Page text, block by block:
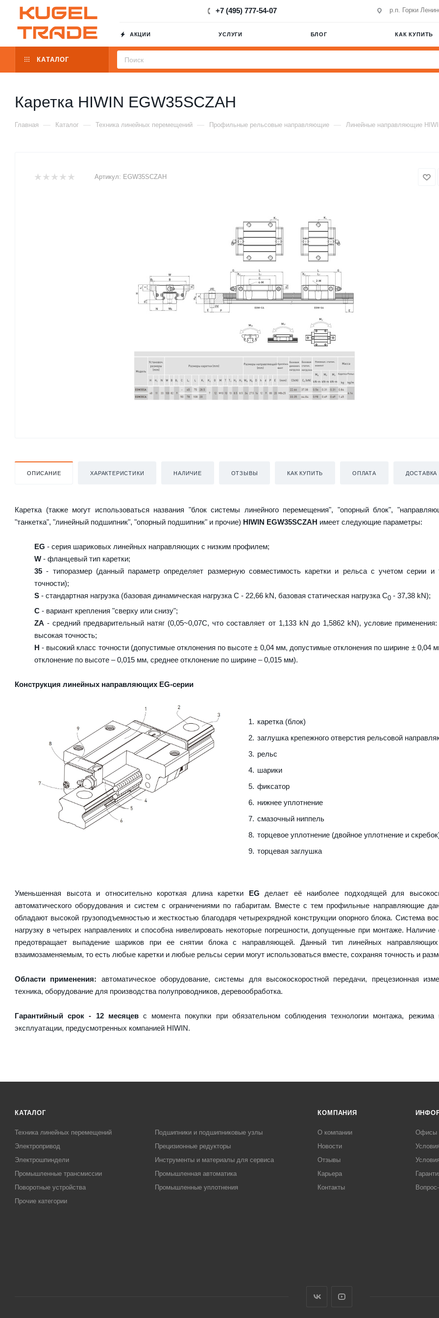
+7 (495) 777-54-07 р.п. Горки
АКЦИИ УСЛУГИ БЛОГ КАК КУПИТЬ
КАТАЛОГ
Каретка HIWIN EGW35SCZAH
Главная — Каталог — Техника линейных перемещений — Профильные рельсовые направляющие — Линейные направляющие
Артикул: EGW35SCZAH
ОПИСАНИЕ ХАРАКТЕРИСТИКИ НАЛИЧИЕ ОТЗЫВЫ КАК КУПИТЬ ОПЛАТА ДОСТАВКА
Каретка (также могут использоваться названия "блок системы линейного перемещения", "опорный блок",
"танкетка", "линейный подшипник", "опорный подшипник" и прочие) HIWIN EGW35SCZAH имеет следующие параметры:
EG - серия шариковых линейных направляющих с низким профилем;
W - фланцевый тип каретки;
35 - типоразмер (данный параметр определяет размерную совместимость каретки и рельса с учетом серии и
точности);
S - стандартная нагрузка (базовая динамическая нагрузка C - 22,66 kN, базовая статическая нагрузка С0 - 37,38 kN);
C - вариант крепления "сверху или снизу";
ZA - средний предварительный натяг (0,05~0,07C, что составляет от 1,133 kN до 1,5862 kN), условие применения:
высокая точность;
H - высокий класс точности (допустимые отклонения по высоте ± 0,04 мм, допустимые отклонения по ширине ± 0,04
отклонение по высоте – 0,015 мм, среднее отклонение по ширине – 0,015 мм).
Конструкция линейных направляющих EG-серии
каретка (блок)
заглушка крепежного отверстия рельсовой
рельс
шарики
фиксатор
нижнее уплотнение
смазочный ниппель
торцевое уплотнение (двойное уплотнение и
торцевая заглушка
Уменьшенная высота и относительно короткая длина каретки EG делает её наиболее подходящей для
автоматического оборудования и систем с ограничениями по габаритам. Вместе с тем профильные направляющие
обладают высокой грузоподъемностью и жесткостью благодаря четырехрядной конструкции опорного блока. Система
нагрузку в четырех направлениях и способна нивелировать некоторые погрешности, допущенные при монтаже. Наличие
предотвращает выпадение шариков при ее снятии блока с направляющей. Данный тип линейных направляющих
взаимозаменяемым, то есть любые каретки и любые рельсы серии могут использоваться вместе, сохраняя точность и
Области применения: автоматическое оборудование, системы для высокоскоростной передачи, прецезионная
техника, оборудование для производства полупроводников, деревообработка.
Гарантийный срок - 12 месяцевс момента покупки при обязательном соблюдения технологии монтажа, режима
эксплуатации, предусмотренных компанией HIWIN.
КАТАЛОГ
Техника линейных перемещений
Подшипники и подшипниковые узлы
Электропривод
Прецизионные редукторы
Электрошпиндели
Инструменты и материалы для сервиса
Промышленные трансмиссии
Промышленная автоматика
Поворотные устройства
Промышленные уплотнения
Прочие категории
КОМПАНИЯ
О компании
Новости
Отзывы
Карьера
Контакты
Офисы